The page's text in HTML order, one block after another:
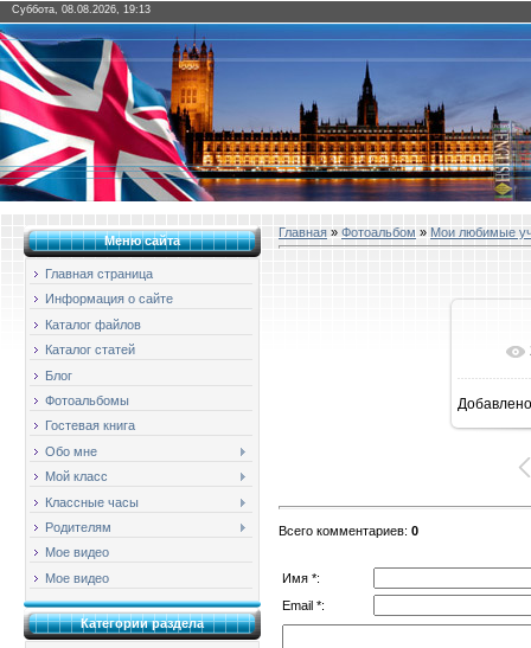
Суббота, 08.08.2026, 19:13
Меню сайта
Главная страница
Информация о сайте
Каталог файлов
Каталог статей
Блог
Фотоальбомы
Гостевая книга
Обо мне
Мой класс
Классные часы
Родителям
Мое видео
Мое видео
Категории раздела
Главная » Фотоальбом » Мои любимые
Добавлено
Всего комментариев: 0
Имя *:
Email *: